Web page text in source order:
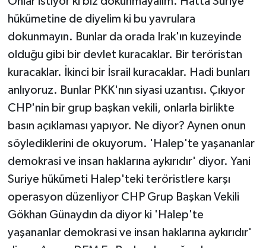
hükümetine de diyelim ki bu yavrulara
dokunmayın. Bunlar da orada Irak'ın kuzeyinde
olduğu gibi bir devlet kuracaklar. Bir teröristan
kuracaklar. İkinci bir İsrail kuracaklar. Hadi bunları
anlıyoruz. Bunlar PKK'nın siyasi uzantısı. Çıkıyor
CHP'nin bir grup başkan vekili, onlarla birlikte
basın açıklaması yapıyor. Ne diyor? Aynen onun
söylediklerini de okuyorum. 'Halep'te yaşananlar
demokrasi ve insan haklarına aykırıdır' diyor. Yani
Suriye hükümeti Halep'teki teröristlere karşı
operasyon düzenliyor CHP Grup Başkan Vekili
Gökhan Günaydın da diyor ki 'Halep'te
yaşananlar demokrasi ve insan haklarına aykırıdır'